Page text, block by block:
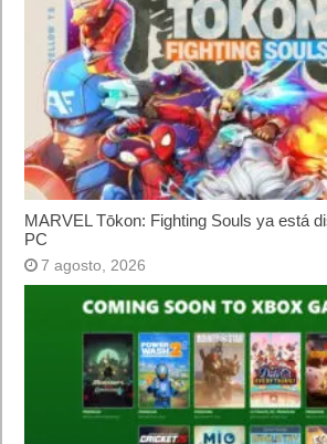
Categorías
AndroidAppleDestacadaHardware InternetJuegos
Lo más visto y recomendadoMóvilesPatrocinado
SeguridadSin categoríaSmartwatchSoftware
Tecnología
Publicidad
Letra de canciones populares infantiles cortas
Cómo saber si te han bloqueado en WhatsApp
¿Cómo escribir la comillas latinas / españolas
o angulares(« ») en un ordenador?
10 sitios para recibir SMS de validación sin
mostrar nuestro número real